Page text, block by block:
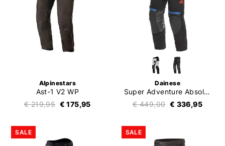
Alpinestars
Ast-1 V2 WP
€ 219,95 € 175,95
Dainese
Super Adventure Absoluteshell Trousers
€ 449,00 € 336,95
SALE SALE